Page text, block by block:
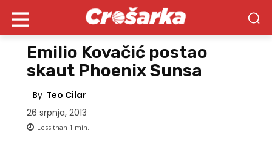
Emilio Kovačić postao
skaut Phoenix Sunsa
By Teo Cilar
26 srpnja, 2013
Less than 1 min.